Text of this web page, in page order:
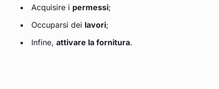
Acquisire i permessi;
Occuparsi dei lavori;
Infine,attivare la fornitura.